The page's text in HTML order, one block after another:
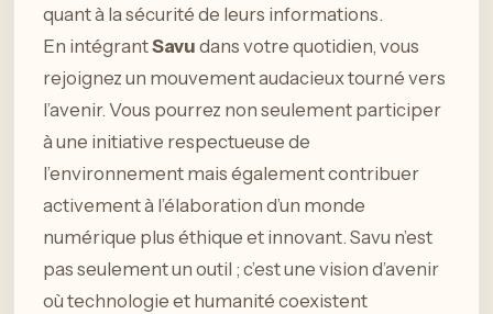
quant à la sécurité de leurs informations.
En intégrantSavu dans votre quotidien, vous
rejoignez un mouvement audacieux tourné vers
l’avenir. Vous pourrez non seulement participer
à une initiative respectueuse de
l’environnement mais également contribuer
activement à l’élaboration d’un monde
numérique plus éthique et innovant. Savu n’est
pas seulement un outil ; c’est une vision d’avenir
où technologie et humanité coexistent